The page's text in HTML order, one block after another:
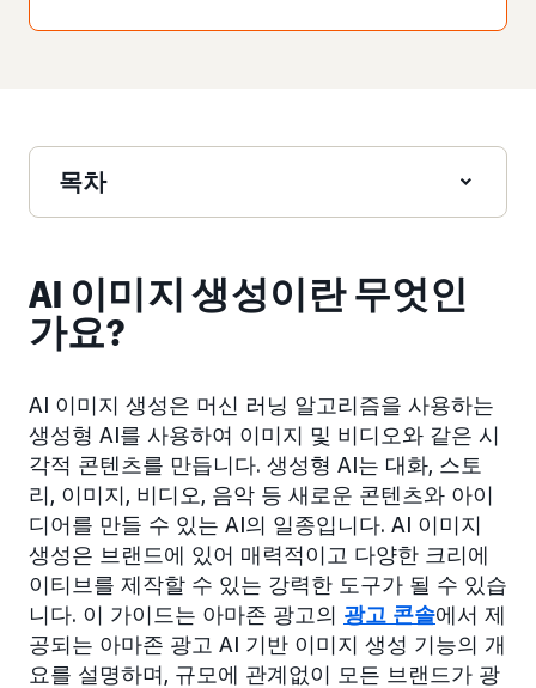
목차
AI 이미지 생성이란 무엇인
가요?
AI 이미지 생성은 머신 러닝 알고리즘을 사용하는
생성형 AI를 사용하여 이미지 및 비디오와 같은 시
각적 콘텐츠를 만듭니다. 생성형 AI는 대화, 스토
리, 이미지, 비디오, 음악 등 새로운 콘텐츠와 아이
디어를 만들 수 있는 AI의 일종입니다. AI 이미지
생성은 브랜드에 있어 매력적이고 다양한 크리에
이티브를 제작할 수 있는 강력한 도구가 될 수 있습
니다. 이 가이드는 아마존 광고의 광고 콘솔에서 제
공되는 아마존 광고 AI 기반 이미지 생성 기능의 개
요를 설명하며, 규모에 관계없이 모든 브랜드가 광